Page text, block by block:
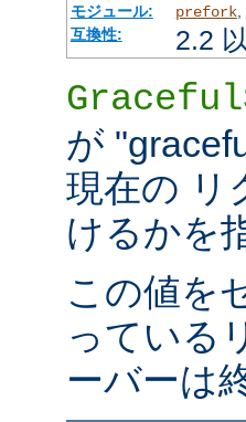
モジュール: prefork,
互換性:
2.2
が
現在の リ
けるかを
この値を
っている
ーバーは